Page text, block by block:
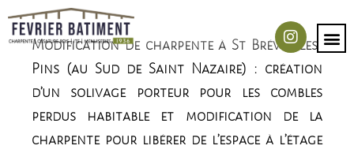
Modification de charpente à St Brévin-Les-
Pins (au Sud de Saint Nazaire) : création
d’un solivage porteur pour les combles
perdus habitable et modification de la
charpente pour libérer de l’espace à l’étage